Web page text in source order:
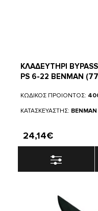
ΚΛΑΔΕΥΤΗΡΙ
PS 6-22 BENMAN
ΚΩΔΙΚΟΣ ΠΡΟΙΟΝΤΟΣ:
ΚΑΤΑΣΚΕΥΑΣΤΗΣ: BENMAN
24,14€